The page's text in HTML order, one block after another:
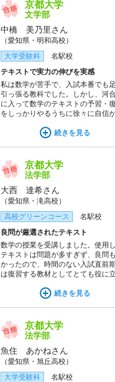
京都大学
文学部
中橋 美乃里さん
（愛知県・明和高校）
大学受験科
名駅校
テキストで実力の伸びを実感
私は数学が苦手で、入試本番でも
引っ張る教科でした。しかし、河
に入って数学のテキストの予習・
をしっかりやるうちに徐々に自信
題を網羅しているので、何度も復習
ことができました。
続きを見る
京都大学
法学部
大西 達希さん
（愛知県・滝高校）
高校グリーンコース
名駅校
良問が厳選されたテキスト
数学の授業を受講しました。使用
テキストは問題が多すぎず、良問
かったので、時間のない入試直前
は復習する教材としてとても役に
題が入試で出てきて、感銘を受けた
続きを見る
京都大学
法学部
魚住 あかねさん
（愛知県・旭丘高校）
大学受験科
名駅校